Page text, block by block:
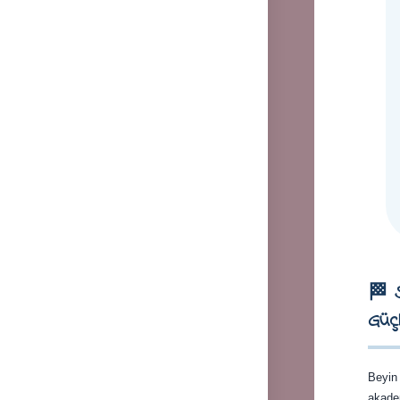
🏁